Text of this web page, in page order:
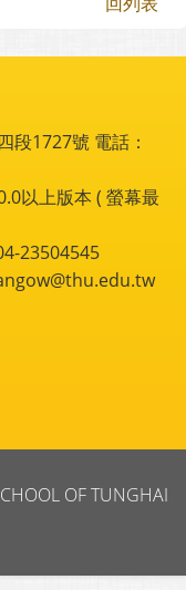
段1727號 電話：
以上版本 ( 螢幕最
23504545
OF TUNGHAI